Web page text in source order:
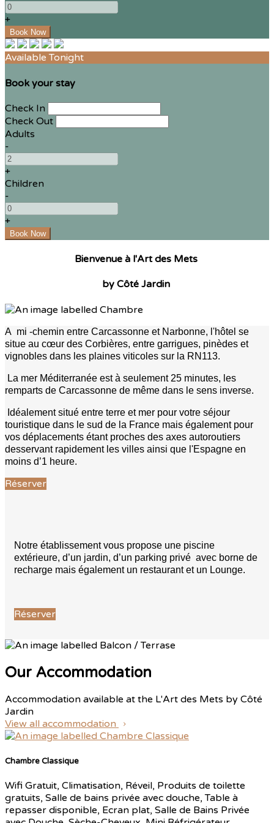
+
Available Tonight
Book your stay
Check In
Check Out
Adults
-
+
Children
-
+
Bienvenue à l'Art des Mets
by Côté Jardin
A mi -chemin entre Carcassonne et Narbonne, l'hôtel se
situe au cœur des Corbières, entre garrigues, pinèdes et
vignobles dans les plaines viticoles sur la RN113.
La mer Méditerranée est à seulement 25 minutes, les
remparts de Carcassonne de même dans le sens inverse.
Idéalement situé entre terre et mer pour votre séjour
touristique dans le sud de la France mais également pour
vos déplacements étant proches des axes autoroutiers
desservant rapidement les villes ainsi que l'Espagne en
moins d’1 heure.
Réserver
Notre établissement vous propose une piscine
extérieure, d’un jardin, d’un parking privé avec borne de
recharge mais également un restaurant et un Lounge.
Réserver
Our Accommodation
Accommodation available at the L'Art des Mets by Côté
Jardin
View all accommodation
Chambre Classique
Wifi Gratuit, Climatisation, Réveil, Produits de toilette
gratuits, Salle de bains privée avec douche, Table à
repasser disponible, Ecran plat, Salle de Bains Privée